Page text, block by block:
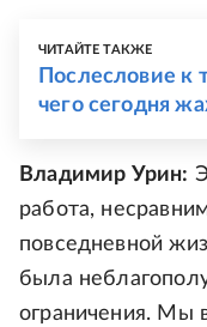
ЧИТАЙТЕ ТАКЖЕ
Послесловие к
чего сегодня
Владимир Урин:
работа,
повседневной
была
ограничения. Мы